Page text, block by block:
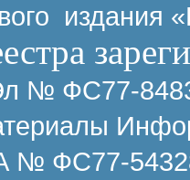
издания
№ ФС77-
№ ФС77-